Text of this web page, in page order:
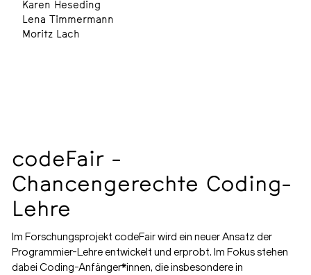
Karen Heseding
Lena Timmermann
Moritz Lach
codeFair -
Chancengerechte Coding-
Lehre
Im Forschungsprojekt codeFair wird ein neuer Ansatz der
Programmier-Lehre entwickelt und erprobt. Im Fokus stehen
dabei Coding-Anfänger*innen, die insbesondere in